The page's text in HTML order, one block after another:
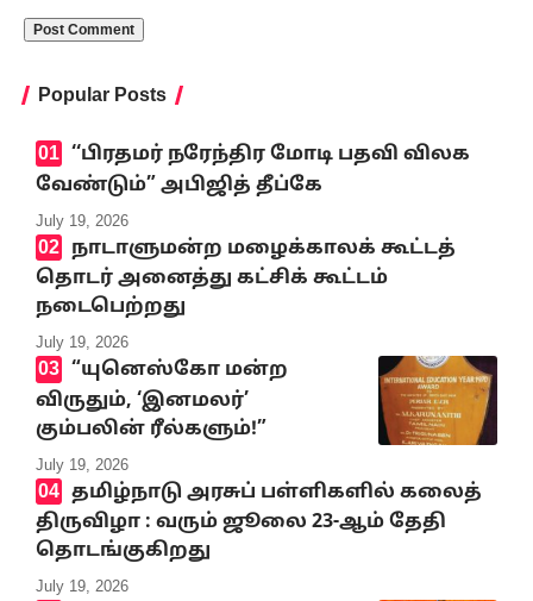
Popular Posts
‘‘பிரதமர் நரேந்திர மோடி பதவி விலக
வேண்டும்” அபிஜித் தீப்கே
July 19, 2026
நாடாளுமன்ற மழைக்காலக் கூட்டத்
தொடர் அனைத்து கட்சிக் கூட்டம்
நடைபெற்றது
July 19, 2026
“யுனெஸ்கோ மன்ற
விருதும், ‘இனமலர்’
கும்பலின் ரீல்களும்!”
July 19, 2026
தமிழ்நாடு அரசுப் பள்ளிகளில் கலைத்
திருவிழா : வரும் ஜூலை 23-ஆம் தேதி
தொடங்குகிறது
July 19, 2026